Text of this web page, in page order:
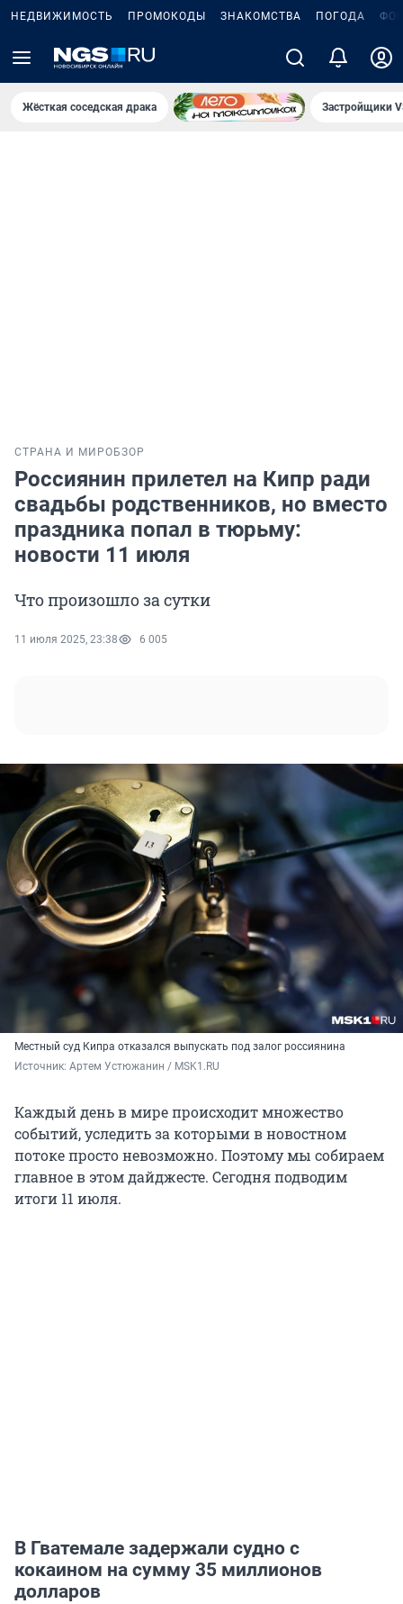
НЕДВИЖИМОСТЬ ПРОМОКОДЫ ЗНАКОМСТВА ПОГОДА
Жёсткая соседская драка Застройщики
СТРАНА И МИРОБЗОР
Россиянин прилетел на Кипр ради
свадьбы родственников, но вместо
праздника попал в тюрьму:
новости 11 июля
Что произошло за сутки
11 июля 2025, 23:38 6 005
Местный суд Кипра отказался выпускать под залог россиянина
Источник: Артем Устюжанин / MSK1.RU
Каждый день в мире происходит множество
событий, уследить за которыми в новостном
потоке просто невозможно. Поэтому мы собираем
главное в этом дайджесте. Сегодня подводим
итоги 11 июля.
В Гватемале задержали судно с
кокаином на сумму 35 миллионов
долларов